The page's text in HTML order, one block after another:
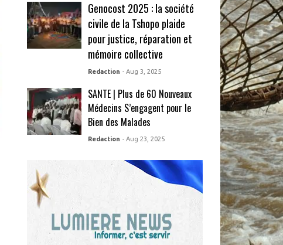
Genocost 2025 : la société
civile de la Tshopo plaide
pour justice, réparation et
mémoire collective
Redaction - Aug 3, 2025
SANTE | Plus de 60 Nouveaux
Médecins S’engagent pour le
Bien des Malades
Redaction - Aug 23, 2025